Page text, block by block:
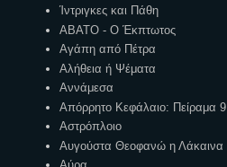
Ίντριγκες και Πάθη
ΑΒΑΤΟ - Ο Έκπτωτος
Αγάπη από Πέτρα
Αλήθεια ή Ψέματα
Αννάμεσα
Απόρρητο Κεφάλαιο: Πείραμα 9
Αστρόπλοιο
Αυγούστα Θεοφανώ η Λάκαινα